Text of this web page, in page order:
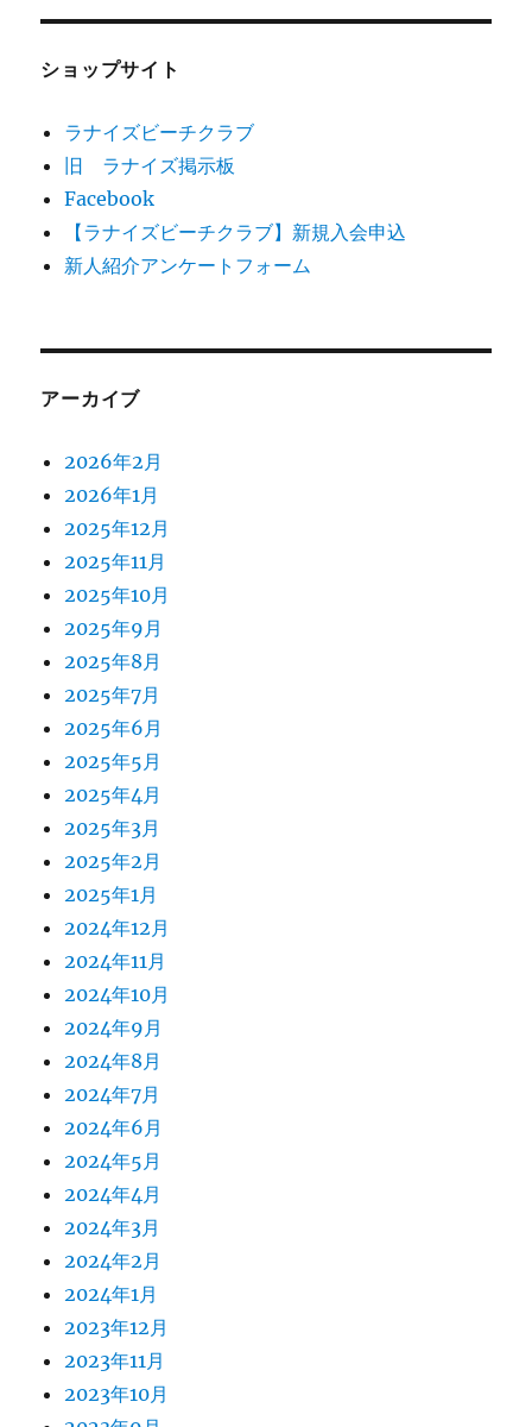
ショップサイト
ラナイズビーチクラブ
旧 ラナイズ掲示板
Facebook
【ラナイズビーチクラブ】新規入会申込
新人紹介アンケートフォーム
アーカイブ
2026年2月
2026年1月
2025年12月
2025年11月
2025年10月
2025年9月
2025年8月
2025年7月
2025年6月
2025年5月
2025年4月
2025年3月
2025年2月
2025年1月
2024年12月
2024年11月
2024年10月
2024年9月
2024年8月
2024年7月
2024年6月
2024年5月
2024年4月
2024年3月
2024年2月
2024年1月
2023年12月
2023年11月
2023年10月